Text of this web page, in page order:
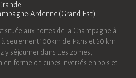
Ardenne (Grand Est)
située aux portes de la Champagne à
seulement 100km de Paris et 60 km
y séjourner dans des zomes,
en forme de cubes inversés en bois et